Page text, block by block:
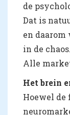
de
Dat is
en
in de
Alle
Het brein
Hoewel